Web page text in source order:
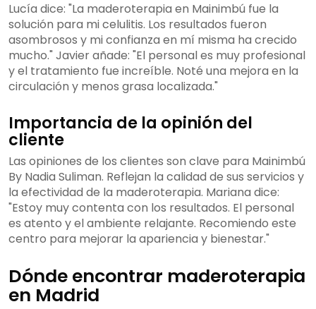
Lucía dice: "La maderoterapia en Mainimbú fue la
solución para mi celulitis. Los resultados fueron
asombrosos y mi confianza en mí misma ha crecido
mucho." Javier añade: "El personal es muy profesional
y el tratamiento fue increíble. Noté una mejora en la
circulación y menos grasa localizada."
Importancia de la opinión del
cliente
Las opiniones de los clientes son clave para Mainimbú
By Nadia Suliman. Reflejan la calidad de sus servicios y
la efectividad de la maderoterapia. Mariana dice:
"Estoy muy contenta con los resultados. El personal
es atento y el ambiente relajante. Recomiendo este
centro para mejorar la apariencia y bienestar."
Dónde encontrar maderoterapia
en Madrid